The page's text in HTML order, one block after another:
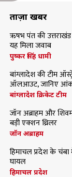
ताज़ा खबरें
ऋषभ पंत की
यह मिला जवाब
पुष्कर सिंह धामी
बांग्लादेश की टीम
ऑलआउट, जानिए
बांग्लादेश क्रिकेट टीम
जॉन अब्राहम और
बड़ी एक्शन थ्रिलर
जॉन अब्राहम
हिमाचल प्रदेश के चंबा
घायल
हिमाचल प्रदेश